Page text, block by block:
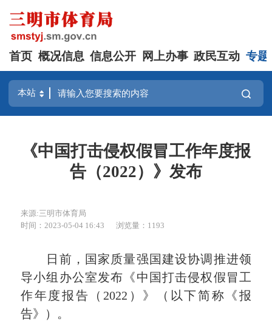
首页 概况信息 信息公开 网上办事 政民互动 专题
《中国打击侵权假冒工作年度报
告（2022）》发布
来源:三明市体育局
时间：2023-05-04 16:43
浏览量：1193
日前，国家质量强国建设协调推进领
导小组办公室发布《中国打击侵权假冒工
作年度报告（2022）》（以下简称《报
告》）。